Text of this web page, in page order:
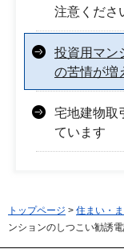
注意くださ
投資用マン
の苦情が増
宅地建物取
ています
トップページ > 住まい・
ンションのしつこい勧誘